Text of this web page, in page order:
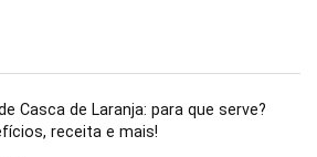
Casca de Laranja: para que serve?
receita e mais!